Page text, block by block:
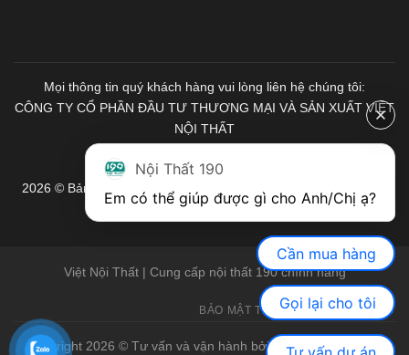
Mọi thông tin quý khách hàng vui lòng liên hệ chúng tôi:
CÔNG TY CỔ PHẦN ĐẦU TƯ THƯƠNG MẠI VÀ SẢN XUẤT VIỆT
NỘI THẤT
2026 © Bản quyền thuộc về Nội Thất 190. Mọi quyền được bảo
lưu.
Việt Nội Thất | Cung cấp nội thất 190 chính hãng
BẢO MẬT THÔNG TIN GIỚI THIỆU
Copyright 2026 © Tư vấn và vận hành bởi Việt Nội Thất | Bàn
Nội Thất 190
Cần mua hàng
Gọi lại cho tôi